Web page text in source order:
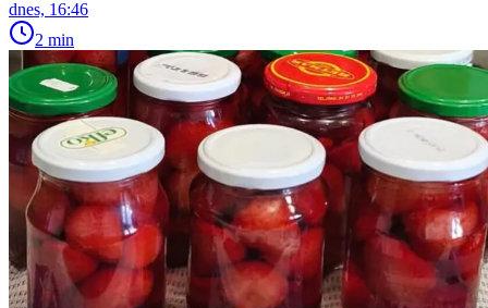
dnes, 16:46
2 min